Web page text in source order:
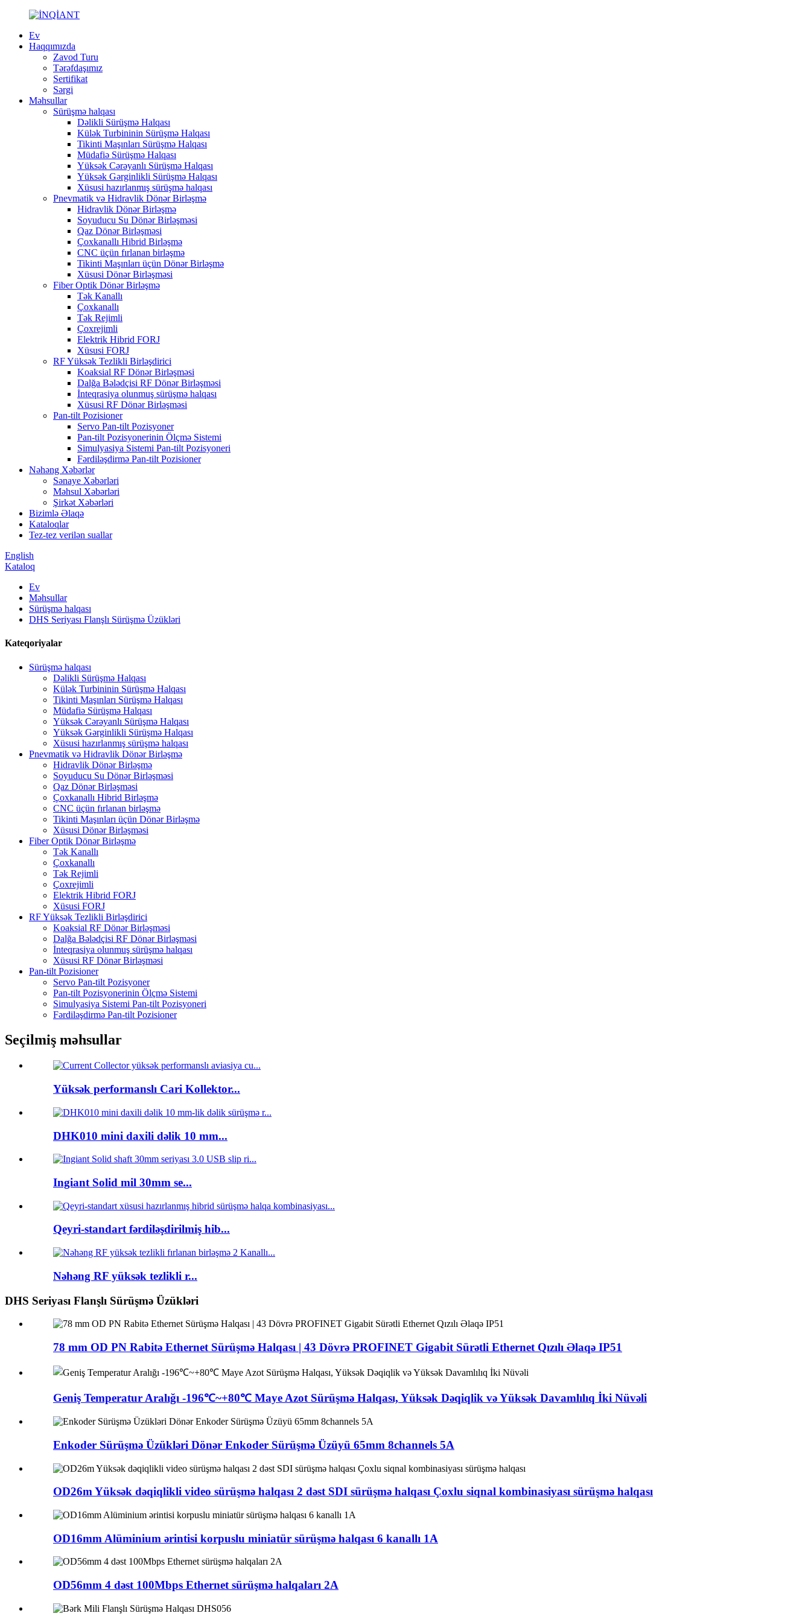
Ev
Haqqımızda
Zavod Turu
Tərəfdaşımız
Sertifikat
Sərgi
Məhsullar
Sürüşmə halqası
Dəlikli Sürüşmə Halqası
Külək Turbininin Sürüşmə Halqası
Tikinti Maşınları Sürüşmə Halqası
Müdafiə Sürüşmə Halqası
Yüksək Cərəyanlı Sürüşmə Halqası
Yüksək Gərginlikli Sürüşmə Halqası
Xüsusi hazırlanmış sürüşmə halqası
Pnevmatik və Hidravlik Dönər Birləşmə
Hidravlik Dönər Birləşmə
Soyuducu Su Dönər Birləşməsi
Qaz Dönər Birləşməsi
Çoxkanallı Hibrid Birləşmə
CNC üçün fırlanan birləşmə
Tikinti Maşınları üçün Dönər Birləşmə
Xüsusi Dönər Birləşməsi
Fiber Optik Dönər Birləşmə
Tək Kanallı
Çoxkanallı
Tək Rejimli
Çoxrejimli
Elektrik Hibrid FORJ
Xüsusi FORJ
RF Yüksək Tezlikli Birləşdirici
Koaksial RF Dönər Birləşməsi
Dalğa Bələdçisi RF Dönər Birləşməsi
İnteqrasiya olunmuş sürüşmə halqası
Xüsusi RF Dönər Birləşməsi
Pan-tilt Pozisioner
Servo Pan-tilt Pozisyoner
Pan-tilt Pozisyonerinin Ölçmə Sistemi
Simulyasiya Sistemi Pan-tilt Pozisyoneri
Fərdiləşdirmə Pan-tilt Pozisioner
Nəhəng Xəbərlər
Sənaye Xəbərləri
Məhsul Xəbərləri
Şirkət Xəbərləri
Bizimlə Əlaqə
Kataloqlar
Tez-tez verilən suallar
English
Kataloq
Ev
Məhsullar
Sürüşmə halqası
DHS Seriyası Flanşlı Sürüşmə Üzükləri
Kateqoriyalar
Sürüşmə halqası
Dəlikli Sürüşmə Halqası
Külək Turbininin Sürüşmə Halqası
Tikinti Maşınları Sürüşmə Halqası
Müdafiə Sürüşmə Halqası
Yüksək Cərəyanlı Sürüşmə Halqası
Yüksək Gərginlikli Sürüşmə Halqası
Xüsusi hazırlanmış sürüşmə halqası
Pnevmatik və Hidravlik Dönər Birləşmə
Hidravlik Dönər Birləşmə
Soyuducu Su Dönər Birləşməsi
Qaz Dönər Birləşməsi
Çoxkanallı Hibrid Birləşmə
CNC üçün fırlanan birləşmə
Tikinti Maşınları üçün Dönər Birləşmə
Xüsusi Dönər Birləşməsi
Fiber Optik Dönər Birləşmə
Tək Kanallı
Çoxkanallı
Tək Rejimli
Çoxrejimli
Elektrik Hibrid FORJ
Xüsusi FORJ
RF Yüksək Tezlikli Birləşdirici
Koaksial RF Dönər Birləşməsi
Dalğa Bələdçisi RF Dönər Birləşməsi
İnteqrasiya olunmuş sürüşmə halqası
Xüsusi RF Dönər Birləşməsi
Pan-tilt Pozisioner
Servo Pan-tilt Pozisyoner
Pan-tilt Pozisyonerinin Ölçmə Sistemi
Simulyasiya Sistemi Pan-tilt Pozisyoneri
Fərdiləşdirmə Pan-tilt Pozisioner
Seçilmiş məhsullar
Yüksək performanslı Cari Kollektor...
DHK010 mini daxili dəlik 10 mm...
Ingiant Solid mil 30mm se...
Qeyri-standart fərdiləşdirilmiş hib...
Nəhəng RF yüksək tezlikli r...
DHS Seriyası Flanşlı Sürüşmə Üzükləri
78 mm OD PN Rabitə Ethernet Sürüşmə Halqası | 43 Dövrə PROFINET Gigabit Sürətli Ethernet Qızılı Əlaqə IP51
Geniş Temperatur Aralığı -196℃~+80℃ Maye Azot Sürüşmə Halqası, Yüksək Dəqiqlik və Yüksək Davamlılıq İki Nüvəli
Enkoder Sürüşmə Üzükləri Dönər Enkoder Sürüşmə Üzüyü 65mm 8channels 5A
OD26m Yüksək dəqiqlikli video sürüşmə halqası 2 dəst SDI sürüşmə halqası Çoxlu siqnal kombinasiyası sürüşmə halqası
OD16mm Alüminium ərintisi korpuslu miniatür sürüşmə halqası 6 kanallı 1A
OD56mm 4 dəst 100Mbps Ethernet sürüşmə halqaları 2A